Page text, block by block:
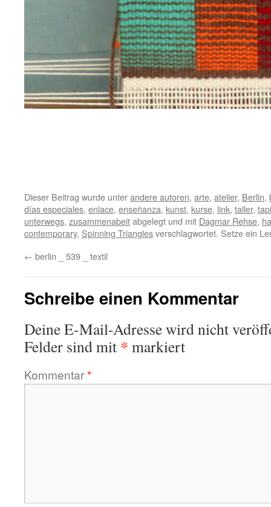
Dieser Beitrag wurde unterandere autoren, arte, atelier, Berlin,
días especiales, enlace, enseñanza, kunst, kurse, link, taller,
unterwegs, zusammenabeitabgelegt und mit Dagmar Rehse,
contemporary, Spinning Trianglesverschlagwortet. Setze ein
← berlin _ 539 _ textil
Schreibe einen Kommentar
Deine E-Mail-Adresse wird nicht
Felder sind mit * markiert
Kommentar*